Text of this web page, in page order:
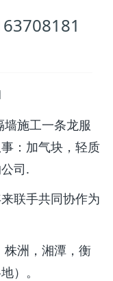
施工一条龙服
：加气块，轻质
司.
联手共同协作为
株洲，湘潭，衡
）。